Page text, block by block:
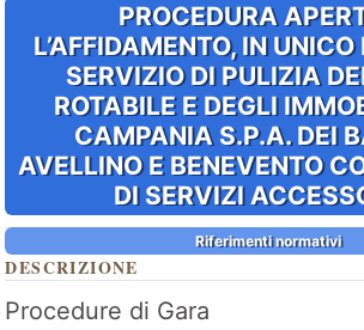
PROCEDURA
L’AFFIDAMENTO, IN UNICO
SERVIZIO DI PULIZIA
ROTABILE E DEGLI
CAMPANIA S.P.A. DEI
AVELLINO E BENEVENTO
DI SERVIZI
Riferimenti normativi
DESCRIZIONE
Procedure di Gara